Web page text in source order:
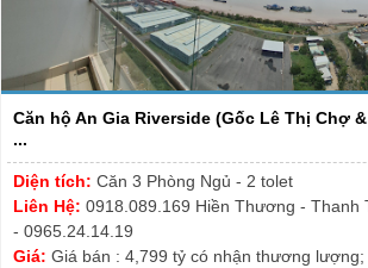
Căn hộ An Gia Riverside (Gốc Lê Thị Chợ
...
Diện tích: Căn 3 Phòng Ngủ - 2 tolet
Liên Hệ: 0918.089.169 Hiền Thương - Thanh
- 0965.24.14.19
Giá: Giá bán : 4,799 tỷ có nhận thương lượng;